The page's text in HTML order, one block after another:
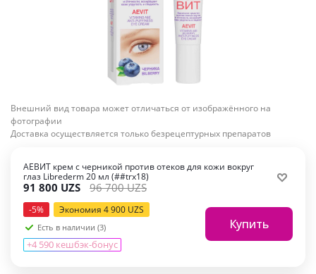
Внешний вид товара может отличаться от изображённого на
фотографии
Доставка осуществляется только безрецептурных препаратов
АЕВИТ крем с черникой против отеков для кожи вокруг
глаз Librederm 20 мл (##trx18)
91 800 UZS 96 700UZS
-5% Экономия 4 900 UZS
Есть в наличии (3)
+4 590 кешбэк-бонус
Купить